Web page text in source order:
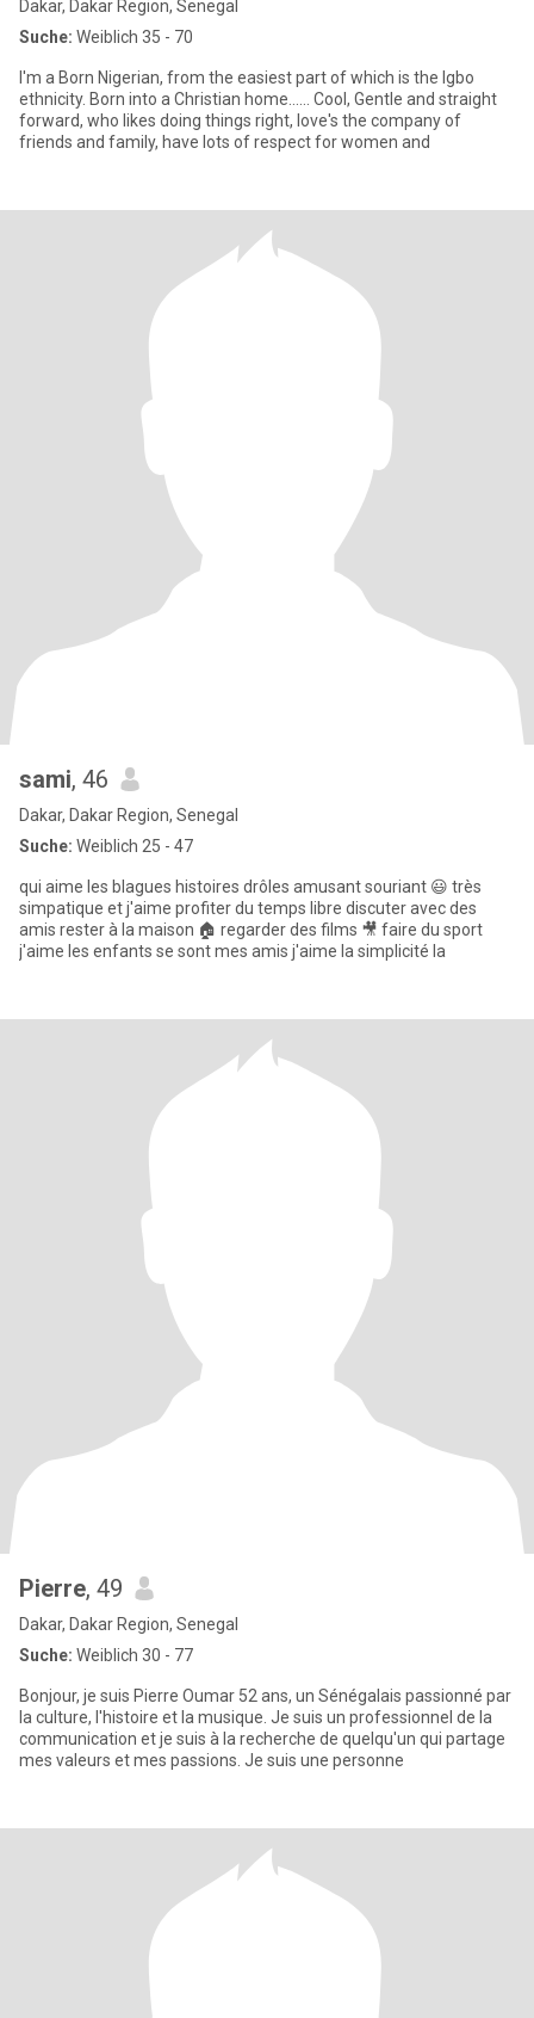
Dakar, Dakar Region, Senegal
Suche: Weiblich 35 - 70
I'm a Born Nigerian, from the easiest part of which is the Igbo
ethnicity. Born into a Christian home...... Cool, Gentle and straight
forward, who likes doing things right, love's the company of
friends and family, have lots of respect for women and
sami, 46
Dakar, Dakar Region, Senegal
Suche: Weiblich 25 - 47
qui aime les blagues histoires drôles amusant souriant 😃 très
simpatique et j'aime profiter du temps libre discuter avec des
amis rester à la maison 🏠 regarder des films 🎥 faire du sport
j'aime les enfants se sont mes amis j'aime la simplicité la
Pierre, 49
Dakar, Dakar Region, Senegal
Suche: Weiblich 30 - 77
Bonjour, je suis Pierre Oumar 52 ans, un Sénégalais passionné par
la culture, l'histoire et la musique. Je suis un professionnel de la
communication et je suis à la recherche de quelqu'un qui partage
mes valeurs et mes passions. Je suis une personne